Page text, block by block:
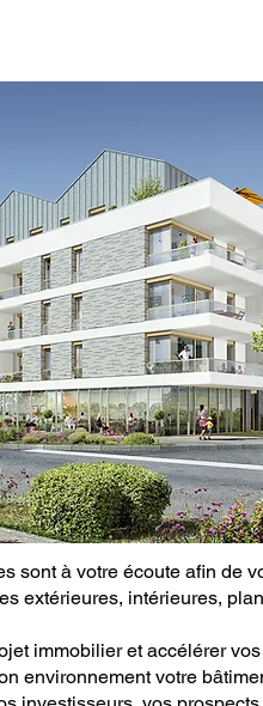
sont à votre écoute afin de
extérieures, intérieures,
immobilier et accélérer
environnement votre